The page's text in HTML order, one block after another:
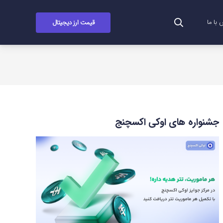
با ما قیمت ارز دیجیتال
جشنواره های اوکی اکسچنج